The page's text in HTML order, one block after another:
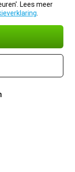
Lees meer